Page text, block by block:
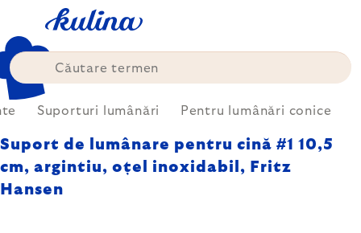
conținut
Suporturi lumânări Pentru lumânări conice
Suport de lumânare pentru cină #1 10,5
cm, argintiu, oțel inoxidabil, Fritz
Hansen